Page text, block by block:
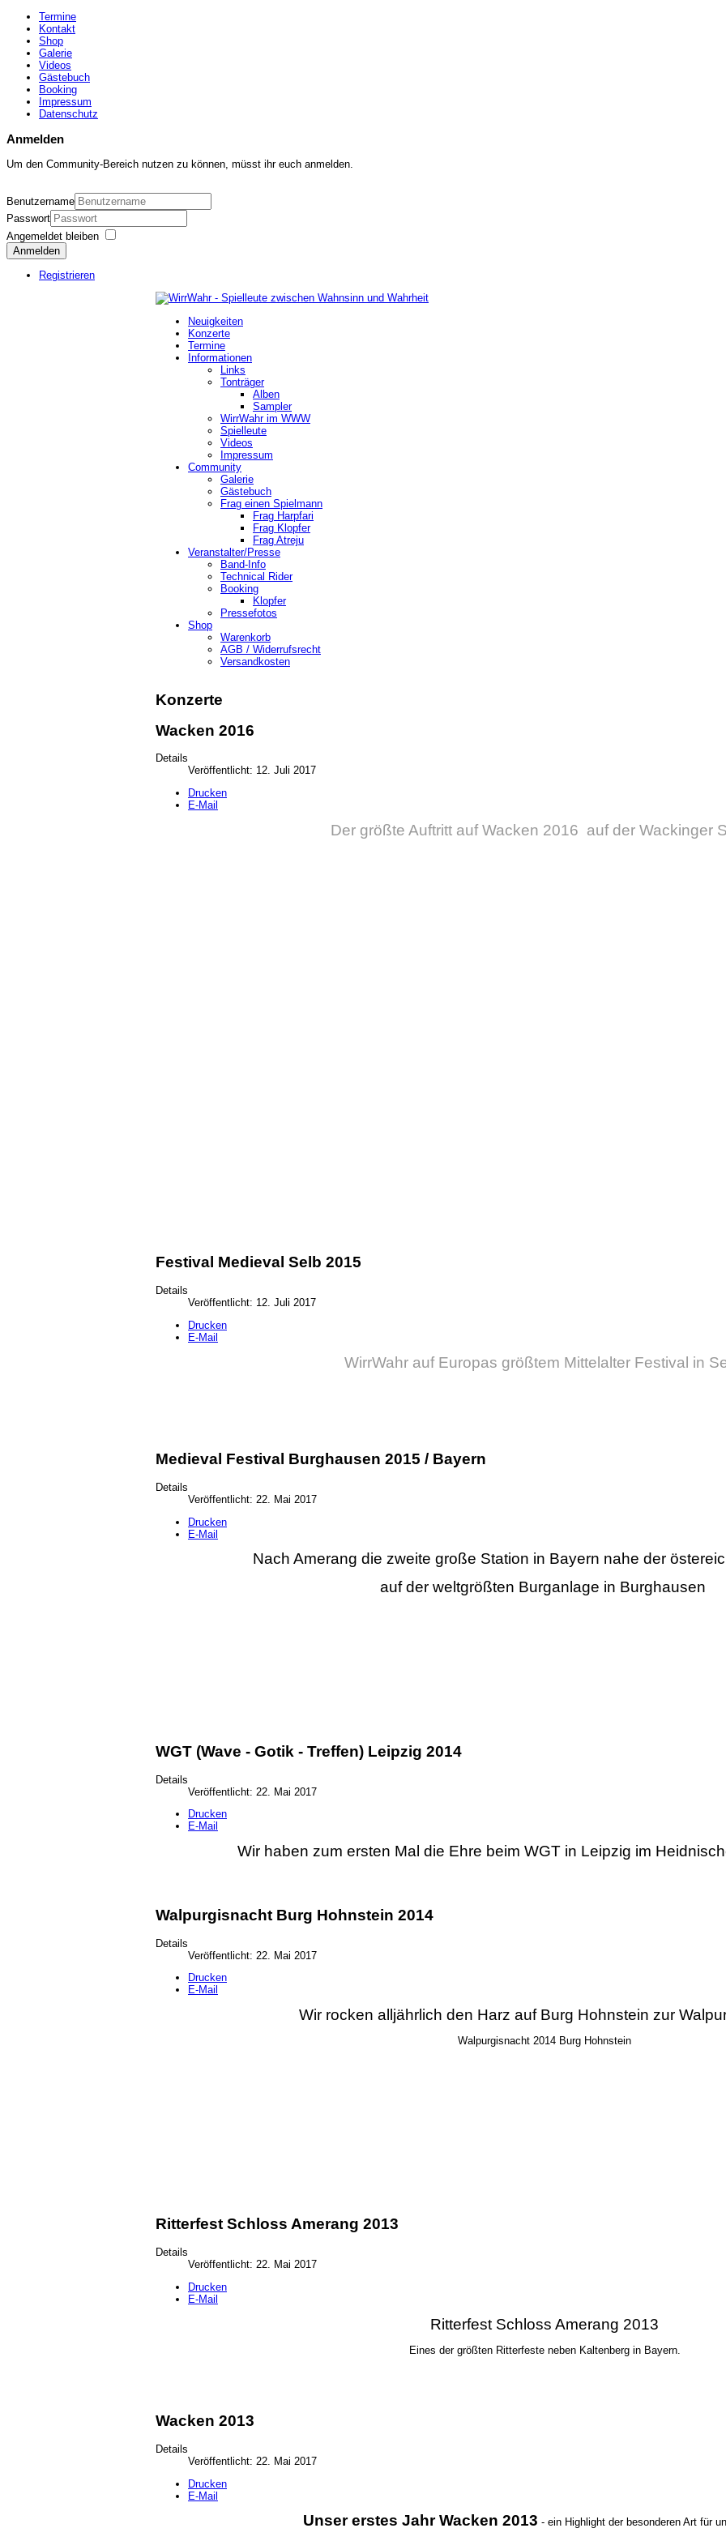
Termine
Kontakt
Shop
Galerie
Videos
Gästebuch
Booking
Impressum
Datenschutz
Anmelden
Um den Community-Bereich nutzen zu können, müsst ihr euch anmelden.
Benutzername
Passwort
Angemeldet bleiben
Anmelden
Registrieren
Neuigkeiten
Konzerte
Termine
Informationen
Links
Tonträger
Alben
Sampler
WirrWahr im WWW
Spielleute
Videos
Impressum
Community
Galerie
Gästebuch
Frag einen Spielmann
Frag Harpfari
Frag Klopfer
Frag Atreju
Veranstalter/Presse
Band-Info
Technical Rider
Booking
Klopfer
Pressefotos
Shop
Warenkorb
AGB / Widerrufsrecht
Versandkosten
Konzerte
Wacken 2016
Details
Veröffentlicht: 12. Juli 2017
Drucken
E-Mail
Der größte Auftritt auf Wacken 2016 auf der Wackinger
Festival Medieval Selb 2015
Details
Veröffentlicht: 12. Juli 2017
Drucken
E-Mail
WirrWahr auf Europas größtem Mittelalter Festival in
Medieval Festival Burghausen 2015 / Bayern
Details
Veröffentlicht: 22. Mai 2017
Drucken
E-Mail
Nach Amerang die zweite große Station in Bayern nahe der
auf der weltgrößten Burganlage in Burghausen
WGT (Wave - Gotik - Treffen) Leipzig 2014
Details
Veröffentlicht: 22. Mai 2017
Drucken
E-Mail
Wir haben zum ersten Mal die Ehre beim WGT in Leipzig im
Walpurgisnacht Burg Hohnstein 2014
Details
Veröffentlicht: 22. Mai 2017
Drucken
E-Mail
Wir rocken alljährlich den Harz auf Burg Hohnstein zur
Walpurgisnacht 2014 Burg Hohnstein
Ritterfest Schloss Amerang 2013
Details
Veröffentlicht: 22. Mai 2017
Drucken
E-Mail
Ritterfest Schloss Amerang 2013
Eines der größten Ritterfeste neben Kaltenberg in Bayern.
Wacken 2013
Details
Veröffentlicht: 22. Mai 2017
Drucken
E-Mail
Unser erstes Jahr Wacken 2013 - ein Highlight der besonderen Art für